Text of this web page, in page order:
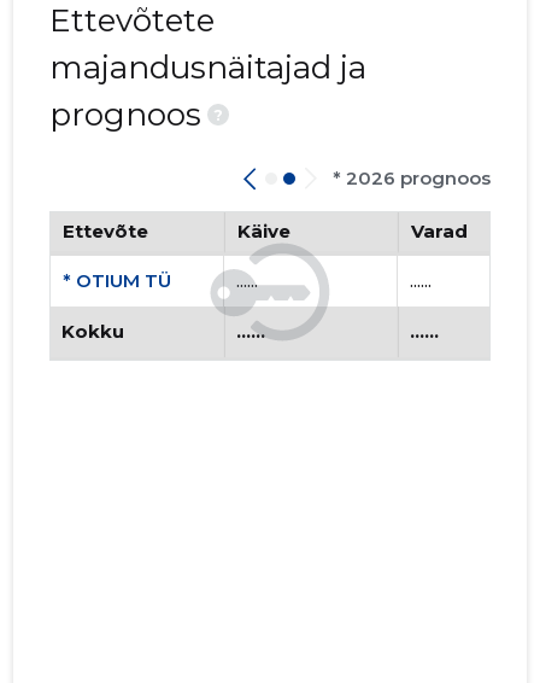
Ettevõtete
majandusnäitajad ja
prognoos
?
* 2026 prognoos
Ettevõte Käive Varad
* OTIUM TÜ ...... ......
Kokku ...... ......